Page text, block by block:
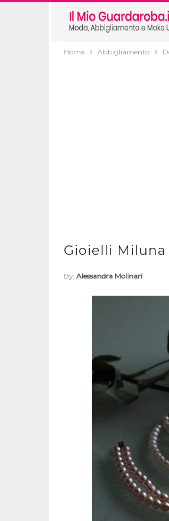
Home Abbigliamento
Gioielli Miluna
By Alessandra Molinari